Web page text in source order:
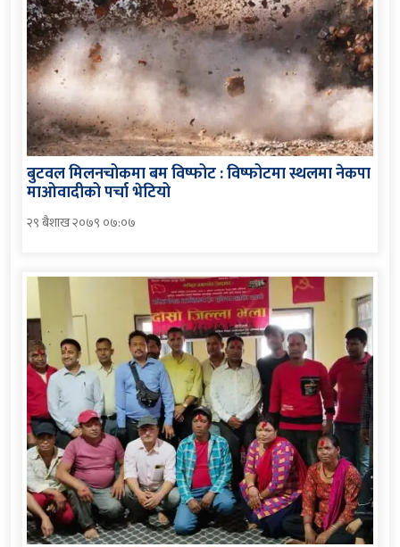
बुटवल मिलनचोकमा बम विष्फोट : विष्फोटमा स्थलमा नेकपा
माओवादीको पर्चा भेटियो
२९ बैशाख २०७९ ०७:०७